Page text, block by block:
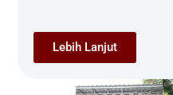
Lebih Lanjut